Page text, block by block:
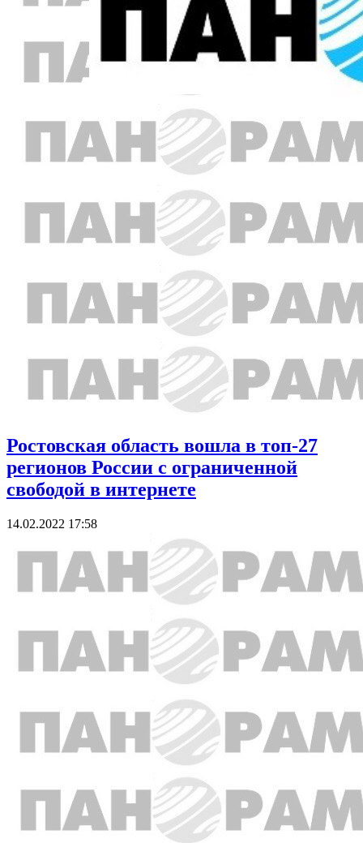
Ростовская область вошла в топ-27
регионов России с ограниченной
свободой в интернете
14.02.2022 17:58